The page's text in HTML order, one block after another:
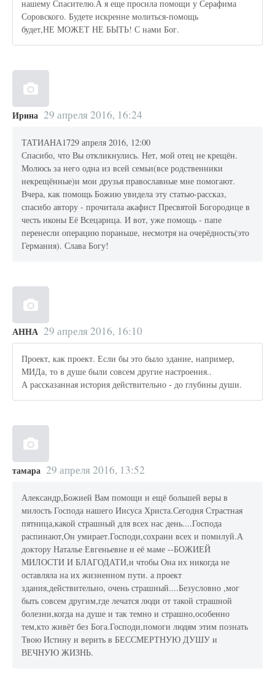
нашему Спасителю.А я еще просила помощи у Серафима
Соровского. Будете искренне молиться-помощь
будет,НЕ МОЖЕТ НЕ БЫТЬ! С нами Бог.
Ирина 29 апреля 2016, 16:24
ТАТИАНА1729 апреля 2016, 12:00
Спасибо, что Вы откликнулись. Нет, мой отец не крещён.
Молюсь за него одна из всей семьи(все родственники
некрещённые)и мои друзья православные мне помогают.
Вчера, как помощь Божию увидела эту статью-рассказ,
спасибо автору - прочитала акафист Пресвятой Богородице в
честь иконы Её Всецарица. И вот, уже помощь - папе
перенесли операцию пораньше, несмотря на очерёдность(это
Германия). Слава Богу!
АННА 29 апреля 2016, 16:10
Проект, как проект. Если бы это было здание, например,
МИДа, то в душе были совсем другие настроения..
А рассказанная история действительно - до глубины души.
тамара 29 апреля 2016, 13:52
Александр,Божией Вам помощи и ещё большей веры в
милость Господа нашего Иисуса Христа.Сегодня Страстная
пятница,какой страшный для всех нас день....Господа
распинают,Он умирает.Господи,сохрани всех и помилуй.А
доктору Наталье Евгеньевне и её маме --БОЖИЕЙ
МИЛОСТИ И БЛАГОДАТИ,и чтобы Она их никогда не
оставляла на их жизненном пути. а проект
здания,действительно, очень страшный....Безусловно ,мог
быть совсем другим,где лечатся люди от такой страшной
болезни,когда на душе и так темно и страшно,особенно
тем,кто живёт без Бога.Господи,помоги людям этим познать
Твою Истину и верить в БЕССМЕРТНУЮ ДУШУ и
ВЕЧНУЮ ЖИЗНЬ.